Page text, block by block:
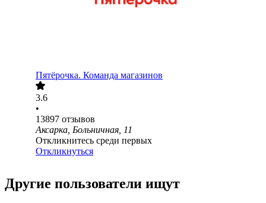
Пятёрочка. Команда магазинов
3.6
•
13897 отзывов
Аксарка, Больничная, 11
Откликнитесь среди первых
Откликнуться
Другие пользователи ищут